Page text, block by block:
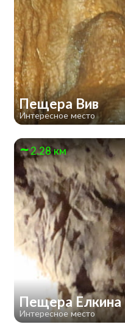
Пещера Вив
Интересное место
2.28 км
Пещера Елкина
Интересное место